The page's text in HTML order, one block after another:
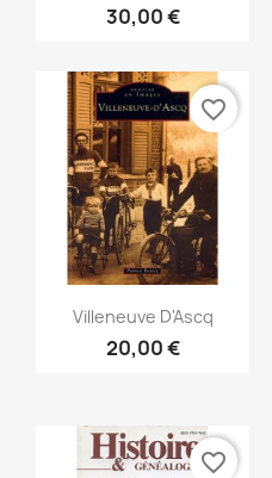
30,00 €
Snabbvy
Villeneuve D'Ascq
20,00 €
favorite_border
favorite_border